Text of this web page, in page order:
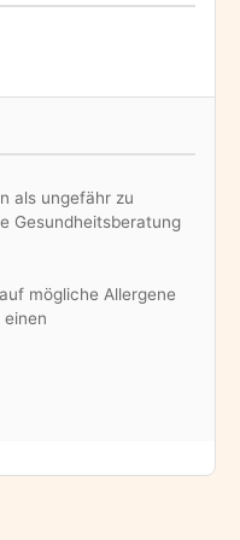
als ungefähr zu
Gesundheitsberatung
mögliche Allergene